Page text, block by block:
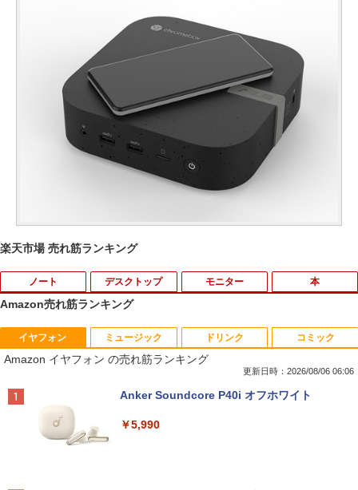
楽天市場 売れ筋ランキング
ノート
1
【マラソンセール期間中ポイント5倍】
【訳あり】中古 MacBook Air 13.3イン
チ 2015年 型番A1466 Core i5 メモリ8G
th macOS Monterey 動作確認済 すぐ使
デスクトップ
1
パソコンデスクトップ 中古モニター 液晶
モニター★色指定不可★19型〜液晶 即使
用可能 中古PC限定 シークレット【1ヶ月
A#ABJ [ProDesk 600 G4 SFF(i5-8500 8
モニター
1
【中古】 DELL E1914Hc 18.5インチ 液
晶モニター D-sub 非光沢 ノングレア 動
￥3,980
イト 1920 x 1080 フルHD TNパネル 非
本
1
14ひきのシリーズ （既12巻） [ いわむ
ら かずお ]
￥17,160
Amazon売れ筋ランキング
イヤフォン
Amazon イヤフォン の売れ筋ランキング
更新日時：2026/08/06 06:06
Anker Soundcore P40i オフホワイト
￥5,990
ミュージック ドリンク コミック